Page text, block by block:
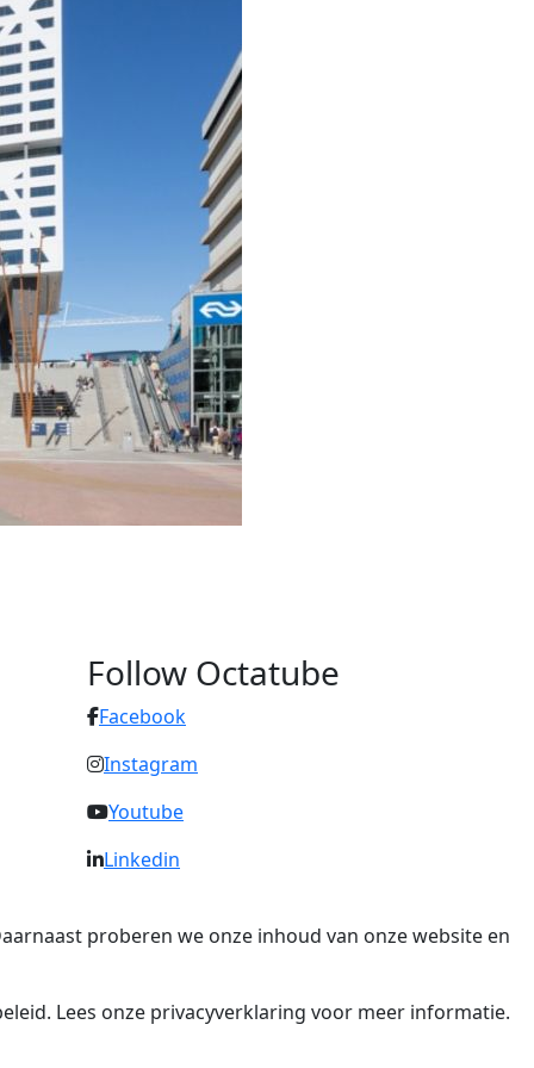
Follow Octatube
Facebook
Instagram
Youtube
Linkedin
proberen we onze inhoud van onze website en
Lees onze privacyverklaring voor meer informatie.